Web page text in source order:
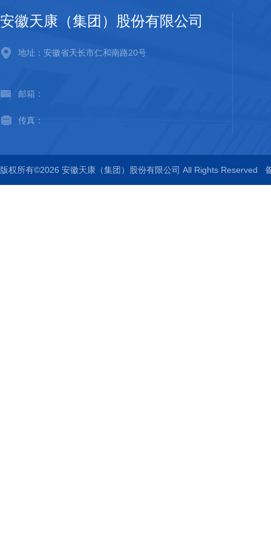
安徽天康（集团）股份有限公司
地址：安徽省天长市仁和南路20号
邮箱：
传真：
版权所有©2026 安徽天康（集团）股份有限公司 All Rights Reserved